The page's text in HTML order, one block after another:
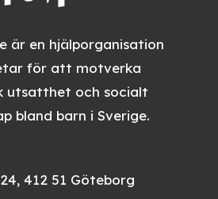
är en hjälporganisation
för att motverka
utsatthet och socialt
bland barn i Sverige.
412 51 Göteborg